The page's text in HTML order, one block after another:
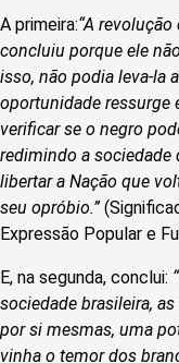
A primeira:“A
concluiu porque ele
isso, não podia leva-la
oportunidade ressurge
verificar se o negro
redimindo a sociedade
libertar a Nação que
seu opróbio.”
Expressão Popular e
E, na segunda, conclui:
sociedade brasileira,
por si mesmas, uma
vinha o temor dos